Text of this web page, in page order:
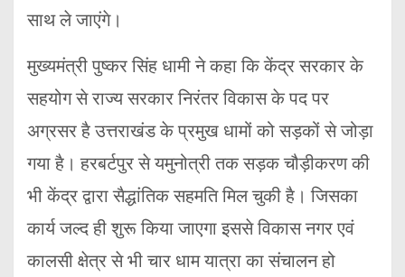
साथ ले जाएंगे।
मुख्यमंत्री पुष्कर सिंह धामी ने कहा कि केंद्र सरकार के
सहयोग से राज्य सरकार निरंतर विकास के पद पर
अग्रसर है उत्तराखंड के प्रमुख धामों को सड़कों से जोड़ा
गया है। हरबर्टपुर से यमुनोत्री तक सड़क चौड़ीकरण की
भी केंद्र द्वारा सैद्धांतिक सहमति मिल चुकी है। जिसका
कार्य जल्द ही शुरू किया जाएगा इससे विकास नगर एवं
कालसी क्षेत्र से भी चार धाम यात्रा का संचालन हो